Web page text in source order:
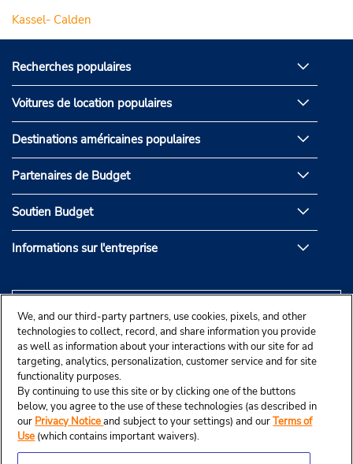
Kassel- Calden
Recherches populaires
Voitures de location populaires
Destinations américaines populaires
Partenaires de Budget
Soutien Budget
Informations sur l'entreprise
We, and our third-party partners, use cookies, pixels, and other
technologies to collect, record, and share information you provide
as well as information about your interactions with our site for ad
targeting, analytics, personalization, customer service and for site
functionality purposes.
By continuing to use this site or by clicking one of the buttons
below, you agree to the use of these technologies (as described in
our Privacy Noticeand subject to your settings) and ourTerms of
Use (which contains important waivers).